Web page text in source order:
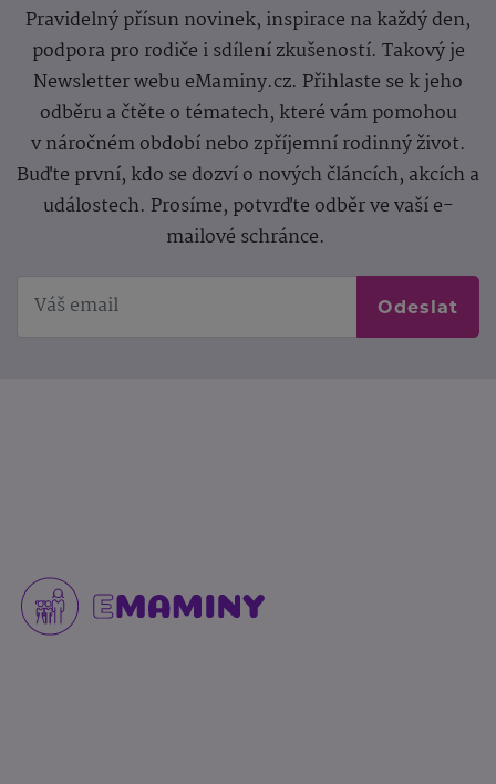
Pravidelný přísun novinek, inspirace na každý den,
podpora pro rodiče i sdílení zkušeností. Takový je
Newsletter webu eMaminy.cz. Přihlaste se k jeho
odběru a čtěte o tématech, které vám pomohou
v náročném období nebo zpříjemní rodinný život.
Buďte první, kdo se dozví o nových článcích, akcích a
událostech. Prosíme, potvrďte odběr ve vaší e-
mailové schránce.
Odeslat